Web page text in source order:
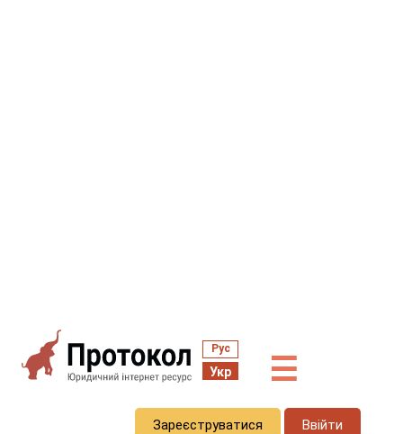
Рус
Укр ☰
Зареєструватися Ввійти